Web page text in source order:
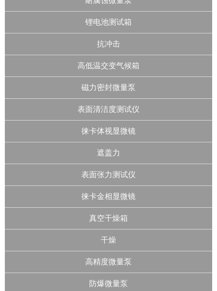
锂电池测试箱
抗冲击
高低温交变气候箱
磁力密封微量泵
表面清洁度测试仪
徕卡体视显微镜
遮盖力
表面张力测试仪
徕卡金相显微镜
真空干燥箱
干燥
高精度微量泵
防爆微量泵